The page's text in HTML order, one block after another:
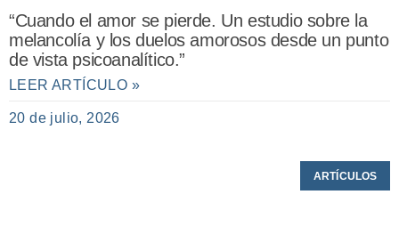
“Cuando el amor se pierde. Un estudio sobre la
melancolía y los duelos amorosos desde un punto
de vista psicoanalítico.”
LEER ARTÍCULO »
20 de julio, 2026
ARTÍCULOS